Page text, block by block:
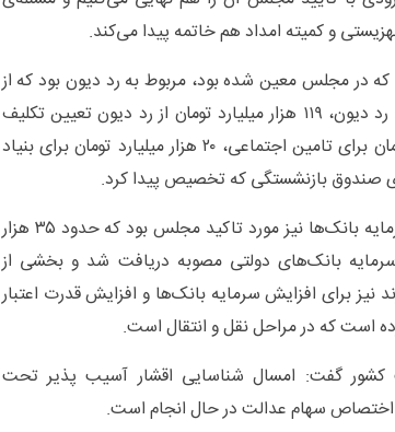
و کمیته امداد هم خاتمه پیدا می‌کند.
در مجلس معین شده بود، مربوط به رد دیون بود که از
مجموع ۱۳۰ هزار میلیارد تومان رد دیون، ۱۱۹ هزار میلیارد تومان از رد دیون تعیین تکلیف
شده است، ۹۰ هزار میلیارد تومان برای تامین اجتماعی، ۲۰ هزار میلیارد تومان برای بنیاد
وی در پایان گفت: افزایش سرمایه بانک‌ها نیز مورد تاکید مجلس بود که حدود ۳۵ هزار
سرمایه بانک‌های دولتی مصوبه دریافت شد و بخشی از
نیز برای افزایش سرمایه بانک‌ها و افزایش قدرت اعتبار
است که در مراحل نقل و انتقال است.
کشور گفت: امسال شناسایی اقشار آسیب پذیر تحت
سهام عدالت در حال انجام است.